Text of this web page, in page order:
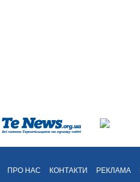
ПРО НАС КОНТАКТИ РЕКЛАМА